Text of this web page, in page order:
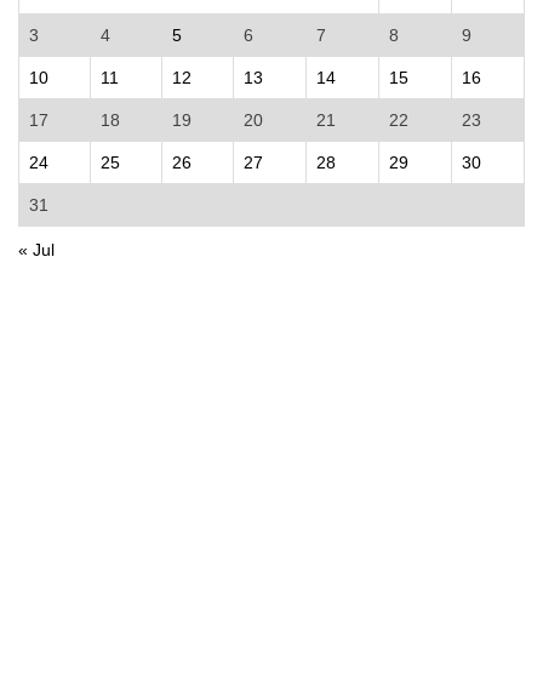
3 4 5 6 7 8 9
10 11 12 13 14 15 16
17 18 19 20 21 22 23
24 25 26 27 28 29 30
31
« Jul